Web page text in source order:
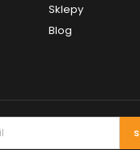
Sklepy
Blog